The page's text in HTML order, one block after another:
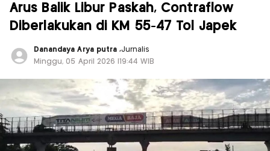
Arus Balik Libur Paskah, Contraflow
Diberlakukan di KM 55-47 Tol Japek
Danandaya Arya putra,Jurnalis
Minggu, 05 April 2026 |19:44 WIB